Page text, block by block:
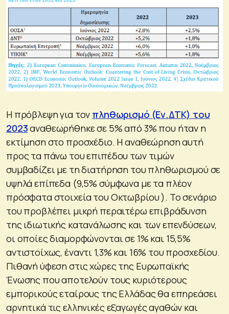
Η πρόβλεψη για τον πληθωρισμό (Εν.ΔΤΚ) του
2023αναθεωρήθηκε σε 5% από 3% που ήταν η
εκτίμηση στο προσχέδιο. Η αναθεώρηση αυτή
προς τα πάνω του επιπέδου των τιμών
συμβαδίζει με τη διατήρηση του πληθωρισμού σε
υψηλά επίπεδα (9,5% σύμφωνα με τα πλέον
πρόσφατα στοιχεία του Οκτωβρίου ). Το σενάριο
του προβλέπει μικρή περαιτέρω επιβράδυνση
της ιδιωτικής κατανάλωσης και των επενδύσεων,
οι οποίες διαμορφώνονται σε 1% και 15,5%
αντιστοίχως, έναντι 1,3% και 16% του προσχεδίου.
Πιθανή ύφεση στις χώρες της Ευρωπαϊκής
Ένωσης που αποτελούν τους κυριότερους
εμπορικούς εταίρους της Ελλάδας θα επηρεάσει
αρνητικά τις ελληνικές εξαγωγές αγαθών και